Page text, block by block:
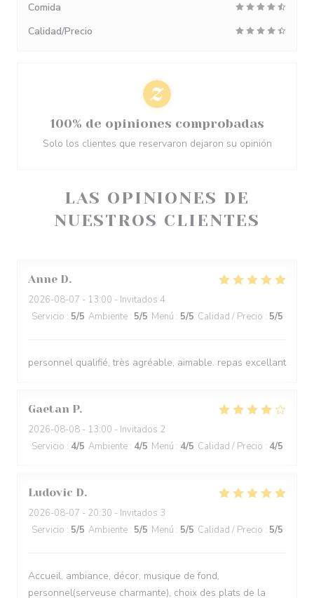
LAS OPINIONES DE
NUESTROS CLIENTES
Anne D
2026-08-07 - 13:00 - Invitados 4
Servicio : 5/5 Ambiente : 5/5 Menú : 5/5 Calidad / Precio : 5/5
personnel qualifié, très agréable, aimable. repas excellant
Gaetan P
2026-08-08 - 13:00 - Invitados 2
Servicio : 4/5 Ambiente : 4/5 Menú : 4/5 Calidad / Precio : 4/5
Ludovic D
2026-08-07 - 20:30 - Invitados 3
Servicio : 5/5 Ambiente : 5/5 Menú : 5/5 Calidad / Precio : 5/5
Accueil, ambiance, décor, musique de fond,
personnel(serveuse charmante), choix des plats de la
Comida
Calidad/Precio
100% de opiniones comprobadas
Solo los clientes que reservaron dejaron su opinión